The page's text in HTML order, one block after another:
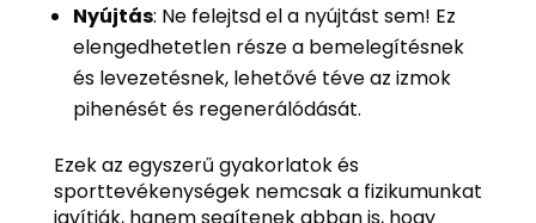
Nyújtás: Ne felejtsd el a nyújtást sem! Ez
elengedhetetlen része a bemelegítésnek
és levezetésnek, lehetővé téve az izmok
pihenését és regenerálódását.
Ezek az egyszerű gyakorlatok és
sporttevékenységek nemcsak a fizikumunkat